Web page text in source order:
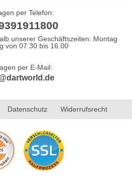
per Telefon:
unserer Geschäftszeiten: Montag
von 07.30 bis 16.00
per E-Mail:
Datenschutz Widerrufsrecht